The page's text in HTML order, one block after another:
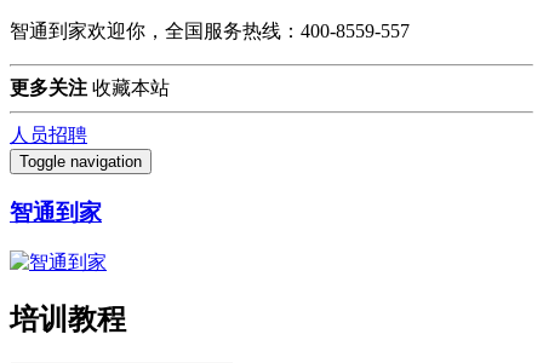
智通到家欢迎你，全国服务热线：400-8559-557
更多关注 收藏本站
人员招聘
Toggle navigation
智通到家
培训教程